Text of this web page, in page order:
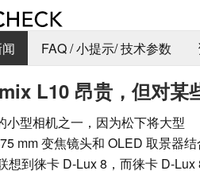
FAQ / 小提示/ 技术参数
L10 昂贵，但对某
小型相机之一，因为松下将大型
mm 变焦镜头和 OLED 取景器结
想到徕卡 D-Lux 8，而徕卡 D-Lux